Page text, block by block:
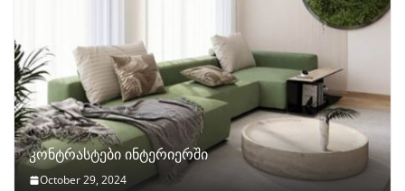
კონტრასტები ინტერიერში
October 29, 2024